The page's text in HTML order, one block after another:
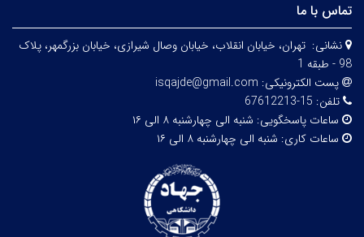
تماس با ما
نشانی: تهران، خيابان انقلاب، خيابان وصال شیرازی، خيابان بزرگمهر، پلاک
98 - طبقه 1
پست الکترونیکی: isqajde@gmail.com
تلفن: 15-67612213
ساعات پاسخگویی: شنبه الی چهارشنبه ۸ الی ۱۶
ساعات کاری: شنبه الی چهارشنبه ۸ الی ۱۶